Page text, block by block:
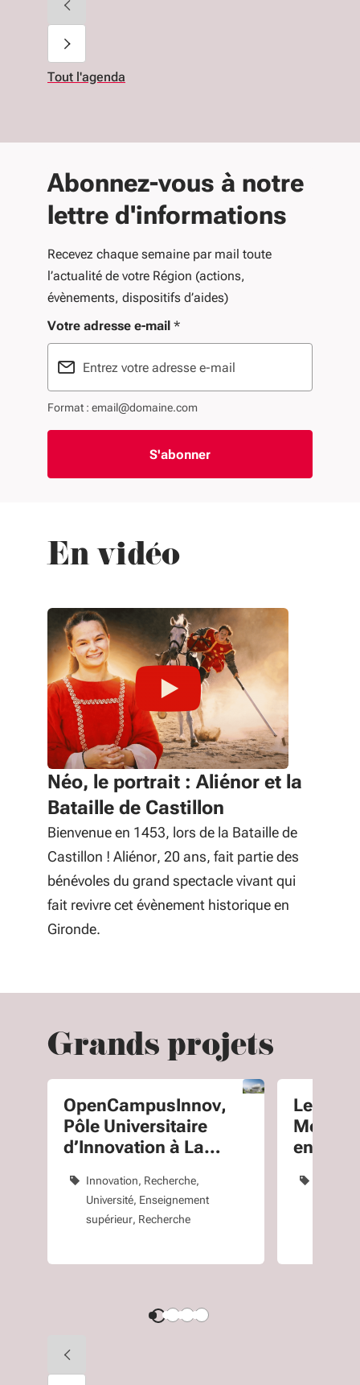
Tout l'agenda
Abonnez-vous à notre
lettre d'informations
Recevez chaque semaine par mail toute
l’actualité de votre Région (actions,
évènements, dispositifs d’aides)
Votre adresse e-mail *
Format : email@domaine.com
En vidéo
Néo, le portrait : Aliénor et la
Bataille de Castillon
Bienvenue en 1453, lors de la Bataille de
Castillon ! Aliénor, 20 ans, fait partie des
bénévoles du grand spectacle vivant qui
fait revivre cet évènement historique en
Gironde.
Grands projets
OpenCampusInnov,
Pôle Universitaire
d’Innovation à La
Innovation Recherche
Université, Enseignement
supérieur, Recherche
Le RER
en